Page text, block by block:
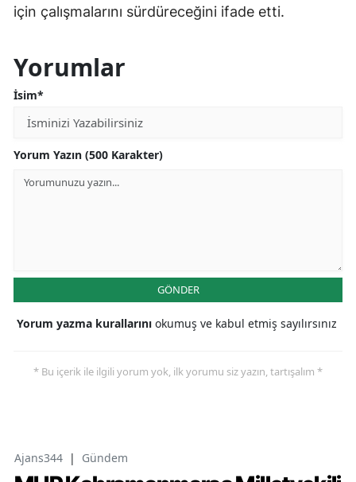
için çalışmalarını sürdüreceğini ifade etti.
Yorumlar
İsim*
Yorum Yazın (500 Karakter)
GÖNDER
Yorum yazma kurallarını okumuş ve kabul etmiş sayılırsınız
* Bu içerik ile ilgili yorum yok, ilk yorumu siz yazın, tartışalım *
Ajans344 | Gündem